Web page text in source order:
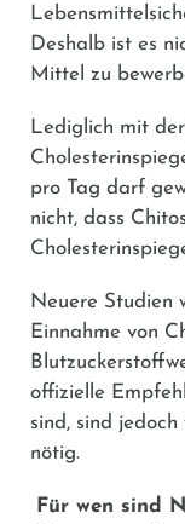
Deshalb ist es
Mittel zu
Lediglich mit
pro Tag darf
nicht, dass
Neuere Studien
Einnahme von
offizielle
sind, sind
nötig.
Für wen sind